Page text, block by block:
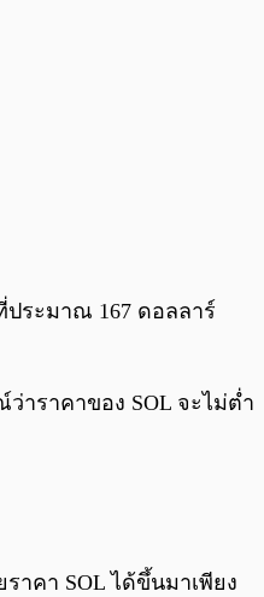
0:00/
ประมาณ 167 ดอลลาร์
าราคาของ SOL จะไม่ต่ำ
าคา SOL ได้ขึ้นมาเพียง